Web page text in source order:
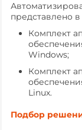
представлено
Комплект
Windows;
Комплект
Linux.
Подбор